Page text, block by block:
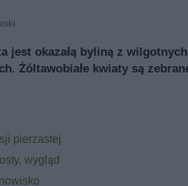
jest okazałą byliną z
Żóltawobiałe kwiaty są
pierzastej
wygląd